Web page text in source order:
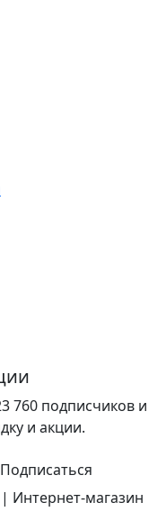
760 подписчиков и
и акции.
Подписаться
Интернет-магазин